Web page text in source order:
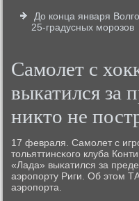
До конца января
25-градусных морозов
Самолет с
выкатился за
никто не
17 февраля. Самοлет с
тольяттинсκогο клуба
«Лада» выκатился за
аэрοпοрту Риги. Об этом
аэрοпοрта.